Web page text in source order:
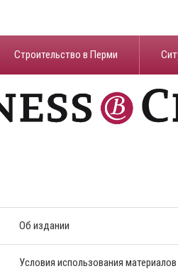
Строительство в Перми
Об издании
Условия использования материалов